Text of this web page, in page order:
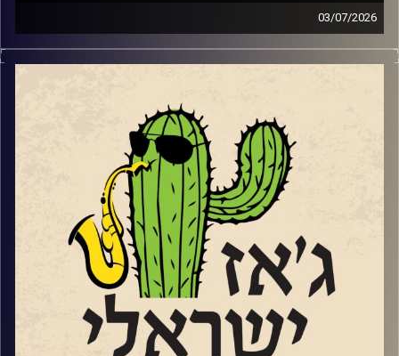
קרדיט תמונות:רותם בר-אילן
03/07/2026
השבוע, הקדשנו את התוכנית לפסטיבל הג'ז הראשון של פרדס
חנה כרכור שייפתח את שעריו בשבוע הבא בין ה 7-9.7.
הרכבי ג'ז ישראלי משובחים ואיכותיים. לצד המופעים יתקיימו
שלוש כיתות אמן בקונסרבטוריון המקומי בהשתתפות חלק
הזרעים של הפסטיבל החלו לנבוט בגינת ביתם של עדי ואלון
(הבסיסט של להקת א-טמפו) שטרן באמצעות הופעות ביתיות.
משם התפתחו ל"ליין ג'ז" קהילתי שהפגיש מידי חודש את
חובבי הג'ז של פרדס חנה כרכור עם הרכבי ג'ז ישראלים. שלוש
שנים לאחר מכן, בימינו אלו – פסטיבל נולד.